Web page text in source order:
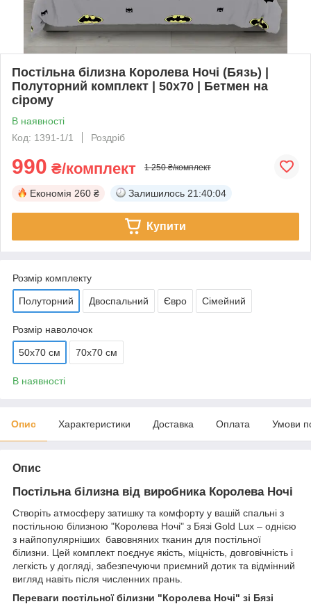
Постільна білизна Королева Ночі (Бязь) |
Полуторний комплект | 50х70 | Бетмен на
сірому
В наявності
Код: 1391-1/1
Роздріб
990 ₴/комплект 1 250 ₴/комплект
Економія 260 ₴ Залишилось 21:40:04
Купити
Розмір комплекту
Полуторний Двоспальний Євро Сімейний
Розмір наволочок
50х70 см 70х70 см
В наявності
Опис Характеристики Доставка Оплата Умови
Опис
Постільна білизна від виробника Королева Ночі
Створіть атмосферу затишку та комфорту у вашій спальні з
постільною білизною "Королева Ночі" з Бязі Gold Lux – однією
з найпопулярніших бавовняних тканин для постільної
білизни. Цей комплект поєднує якість, міцність, довговічність і
легкість у догляді, забезпечуючи приємний дотик та відмінний
вигляд навіть після численних прань.
Переваги постільної білизни "Королева Ночі" зі Бязі